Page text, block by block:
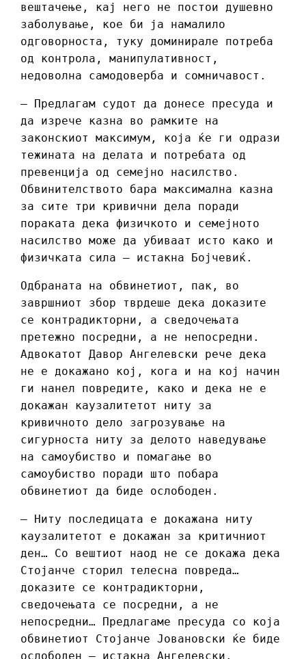
вештачење, кај него не постои душевно
заболување, кое би ја намалило
одговорноста, туку доминирале потреба
од контрола, манипулативност,
недоволна самодоверба и сомничавост.
– Предлагам судот да донесе пресуда и
да изрече казна во рамките на
законскиот максимум, која ќе ги одрази
тежината на делата и потребата од
превенција од семејно насилство.
Обвинителството бара максимална казна
за сите три кривични дела поради
пораката дека физичкото и семејното
насилство може да убиваат исто како и
физичката сила – истакна Бојчевиќ.
Одбраната на обвинетиот, пак, во
завршниот збор тврдеше дека доказите
се контрадикторни, а сведочењата
претежно посредни, а не непосредни.
Адвокатот Давор Ангелевски рече дека
не е докажано кој, кога и на кој начин
ги нанел повредите, како и дека не е
докажан каузалитетот ниту за
кривичното дело загрозување на
сигурноста ниту за делото наведување
на самоубиство и помагање во
самоубиство поради што побара
обвинетиот да биде ослободен.
– Ниту последицата е докажана ниту
каузалитетот е докажан за критичниот
ден… Со вештиот наод не се докажа дека
Стојанче сторил телесна повреда…
доказите се контрадикторни,
сведочењата се посредни, а не
непосредни… Предлагаме пресуда со која
обвинетиот Стојанче Јовановски ќе биде
ослободен – истакна Ангелевски.